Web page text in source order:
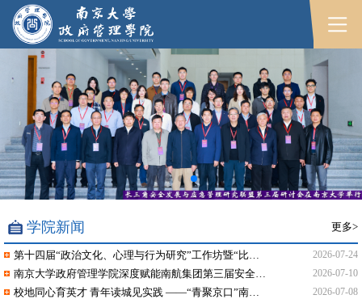
学院新闻 更多>
2026-07-24
2026-07-10
2026-07-08